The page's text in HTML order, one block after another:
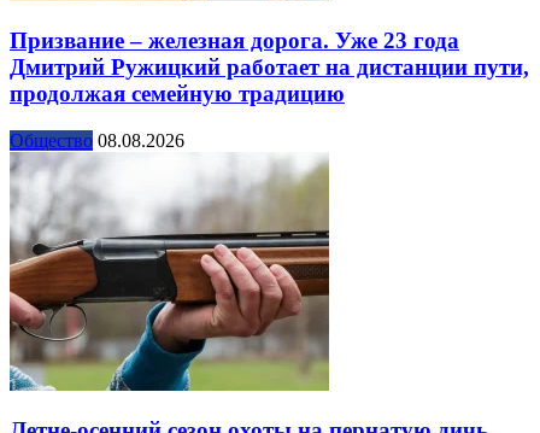
Призвание – железная дорога. Уже 23 года
Дмитрий Ружицкий работает на дистанции пути,
продолжая семейную традицию
Общество 08.08.2026